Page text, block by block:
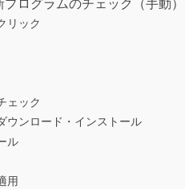
ログラムのチェック（手動）
リック
ェック
ウンロード・インストール
ル
用